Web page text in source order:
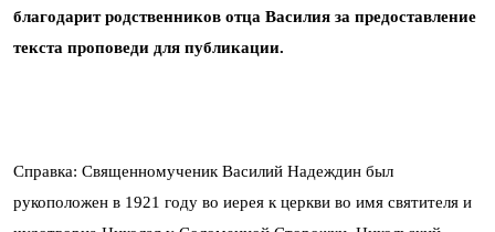
благодарит родственников отца Василия за предоставление
текста проповеди для публикации.
Справка: Священномученик Василий Надеждин был
рукоположен в 1921 году во иерея к церкви во имя святителя и